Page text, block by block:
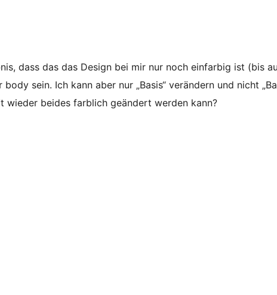
dass das das Design bei mir nur noch einfarbig ist (bis
sein. Ich kann aber nur „Basis“ verändern und nicht
wieder beides farblich geändert werden kann?